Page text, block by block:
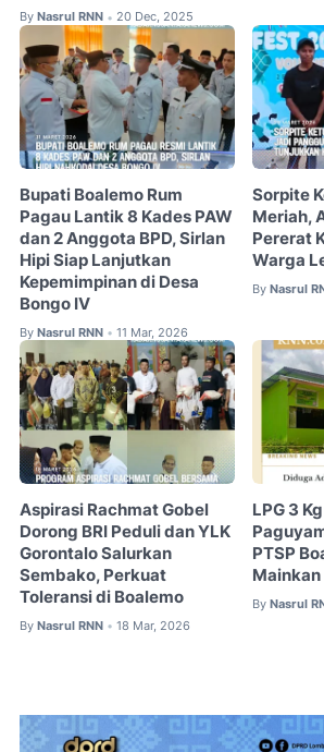
By Nasrul RNN • 20 Dec, 2025
Bupati Boalemo Rum
Pagau Lantik 8 Kades PAW
dan 2 Anggota BPD, Sirlan
Hipi Siap Lanjutkan
Kepemimpinan di Desa
Bongo IV
By Nasrul RNN • 11 Mar, 2026
Sorpite
Meriah,
Pererat
Warga
By Nasrul
Aspirasi Rachmat Gobel
Dorong BRI Peduli dan YLK
Gorontalo Salurkan
Sembako, Perkuat
Toleransi di Boalemo
By Nasrul RNN • 18 Mar, 2026
LPG 3
PTSP
By Nasrul